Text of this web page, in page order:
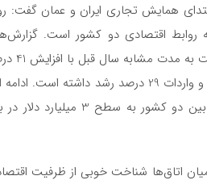
همایش تجاری ایران و عمان گفت:
روابط اقتصادی دو کشور است.
آماری نشان می‌دهد حجم مبادلات تجاری
همراه بوده است. در این مدت میزان صادرات کالاهای ایران به عمان 51 درصد و واردات 29 درصد رشد داشته
روند نشانگر آن است که هدف‌گذاری برای رسیدن به حجم مبادلات تجاری بین دو کشور به سطح 3
اتاق‌ها شناخت خوبی از ظرفیت